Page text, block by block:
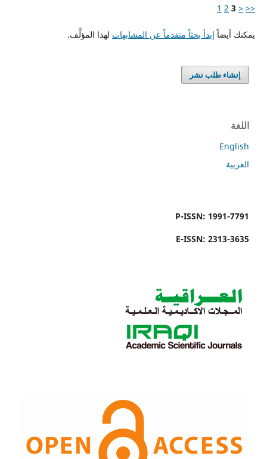
<<
<
1 2 3
يمكنك أيضاً إبدأ بحثاً متقدماً عن المشابهات لهذا المؤلَّف.
إنشاء طلب نشر
اللغة
English
العربية
P-ISSN: 1991-7791
E-ISSN: 2313-3635